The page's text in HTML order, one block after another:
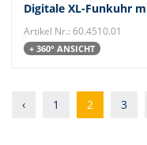
Digitale XL-Funkuhr
Artikel Nr.: 60.4510.01
+ 360° ANSICHT
‹ 1 2 3